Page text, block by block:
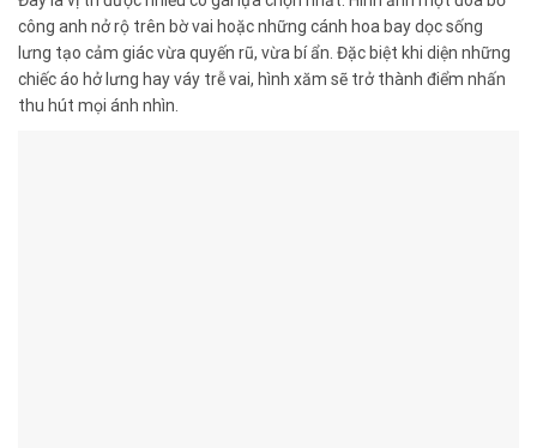
công anh nở rộ trên bờ vai hoặc những cánh hoa bay dọc sống
lưng tạo cảm giác vừa quyến rũ, vừa bí ẩn. Đặc biệt khi diện những
chiếc áo hở lưng hay váy trễ vai, hình xăm sẽ trở thành điểm nhấn
thu hút mọi ánh nhìn.